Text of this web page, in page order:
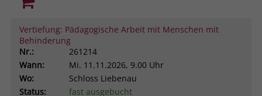
Vertiefung: Pädagogische Arbeit mit Menschen mit
Behinderung
Nr.:
261214
Wann:
Mi. 11.11.2026, 9.00 Uhr
Wo:
Schloss Liebenau
Status:
fast ausgebucht